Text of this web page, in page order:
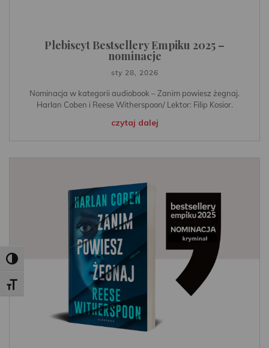
Toggle High Contrast
Toggle Font size
Plebiscyt Bestsellery Empiku 2025 –
nominacje
sty 28, 2026
Nominacja w kategorii audiobook – Zanim powiesz żegnaj.
Harlan Coben i Reese Witherspoon/ Lektor: Filip Kosior.
czytaj dalej